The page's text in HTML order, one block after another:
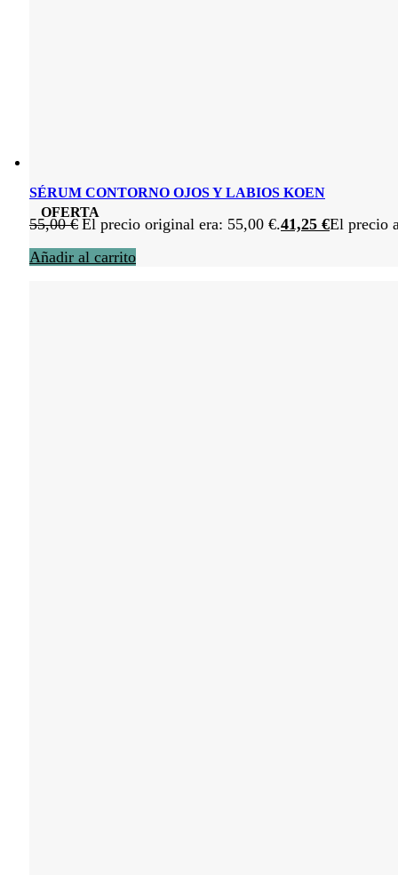
OFERTA
SÉRUM CONTORNO OJOS Y LABIOS KOEN
55,00€ El precio original era: 55,00 €.41,25 €El precio
Añadir al carrito